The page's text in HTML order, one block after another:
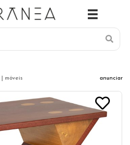
| móveis anunciar
Next